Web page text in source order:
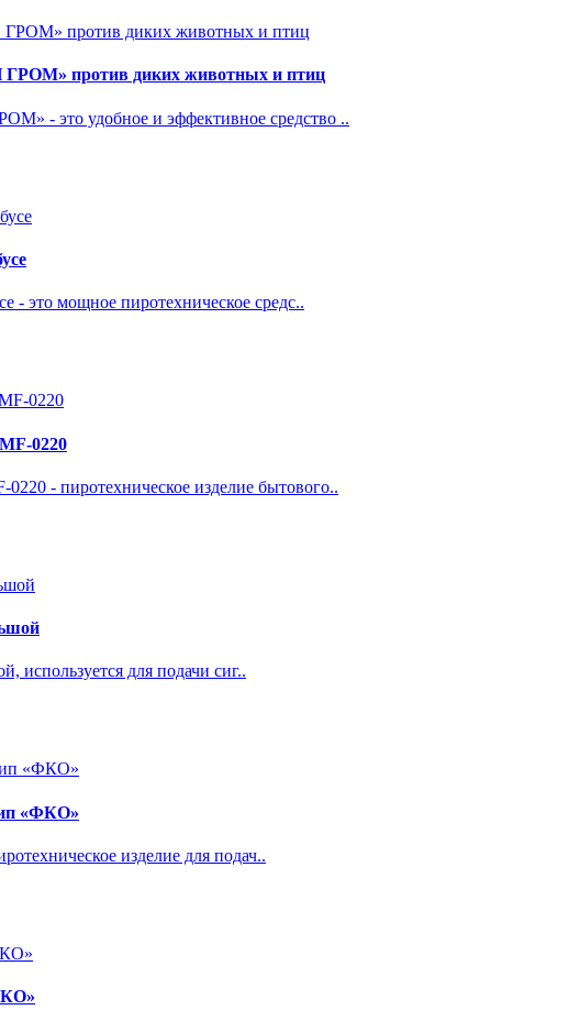
против диких животных и птиц
- это удобное и эффективное средство ..
это мощное пиротехническое средс..
0220
- пиротехническое изделие бытового..
используется для подачи сиг..
«ФКО»
изделие для подач..